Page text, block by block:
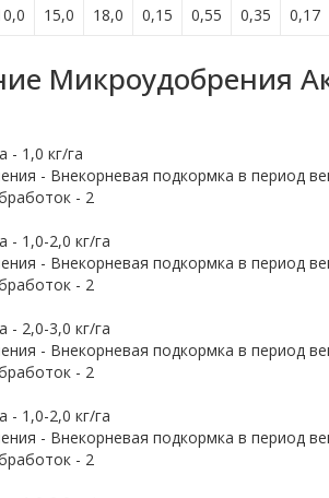
15,0 18,0 0,15 0,55 0,35 0,17
Микроудобрения
- 1,0 кг/га
- Внекорневая подкормка в период
- 2
- 1,0-2,0 кг/га
- Внекорневая подкормка в период
- 2
- 2,0-3,0 кг/га
- Внекорневая подкормка в период
- 2
- 1,0-2,0 кг/га
- Внекорневая подкормка в период
- 2